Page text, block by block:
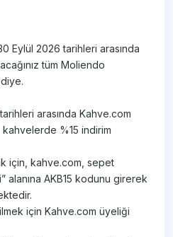
Eylül 2026 tarihleri arasında
tüm Moliendo
arasında Kahve.com
kahvelerde %15 indirim
için, kahve.com, sepet
alanına AKB15 kodunu girerek
için Kahve.com üyeliği